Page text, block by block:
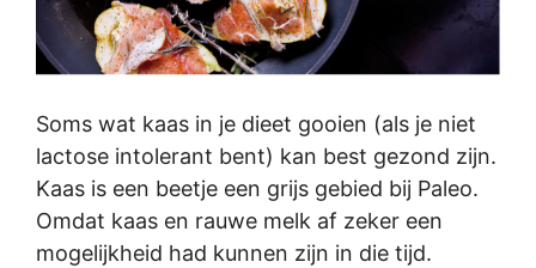
Soms wat kaas in je dieet gooien (als je niet
lactose intolerant bent) kan best gezond zijn.
Kaas is een beetje een grijs gebied bij Paleo.
Omdat kaas en rauwe melk af zeker een
mogelijkheid had kunnen zijn in die tijd.